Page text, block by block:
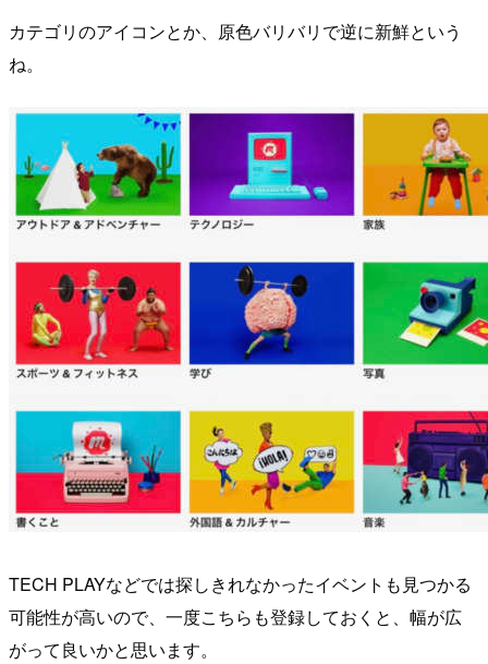
カテゴリのアイコンとか、原色バリバリで逆に新鮮という
ね。
TECH PLAYなどでは探しきれなかったイベントも見つかる
可能性が高いので、一度こちらも登録しておくと、幅が広
がって良いかと思います。